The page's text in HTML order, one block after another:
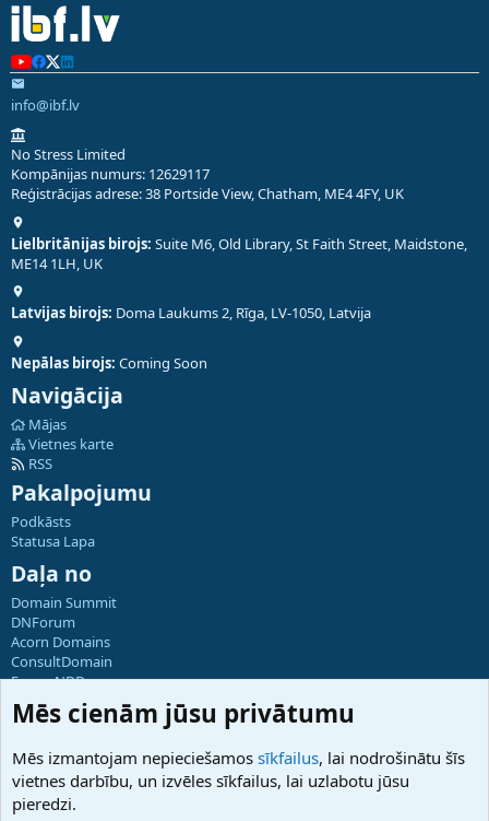
info@ibf.lv
No Stress Limited
Kompānijas numurs: 12629117
Reģistrācijas adrese: 38 Portside View, Chatham, ME4 4FY, UK
Lielbritānijas birojs: Suite M6, Old Library, St Faith Street, Maidstone,
ME14 1LH, UK
Latvijas birojs: Doma Laukums 2, Rīga, LV-1050, Latvija
Nepālas birojs: Coming Soon
Navigācija
Mājas
Vietnes karte
RSS
Pakalpojumu
Podkāsts
Statusa Lapa
Daļa no
Domain Summit
DNForum
Acorn Domains
ConsultDomain
ForumNDD
Domainforum.ro
27.be
Hostmaria
Atbalsts
Mēs cienām jūsu privātumu
Mēs izmantojam nepieciešamos sīkfailus, lai nodrošinātu šīs
vietnes darbību, un izvēles sīkfailus, lai uzlabotu jūsu
pieredzi.